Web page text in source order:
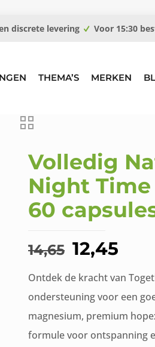
discrete levering Voor 15:30
THEMA’S MERKEN
Volledig
Night Time
60
14,65
was:
€14,65.
12,45
is:
Ontdek de kracht van
ondersteuning voor een
magnesium, premium
formule voor ontspanning